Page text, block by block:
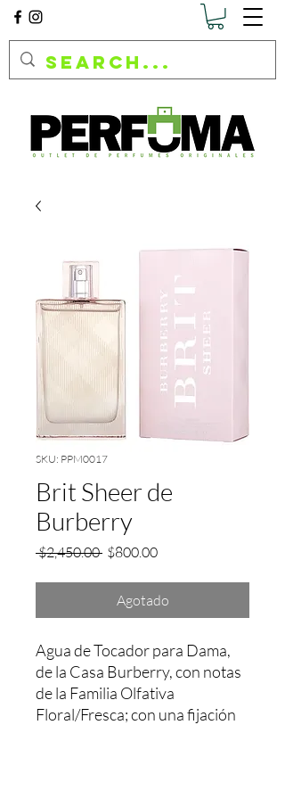
SKU: PPM0017
Brit Sheer de
Burberry
$2,450.00 Precio
$800.00Precio
oferta
Agotado
Agua de Tocador para Dama,
de la Casa Burberry, con notas
de la Familia Olfativa
Floral/Fresca; con una fijación